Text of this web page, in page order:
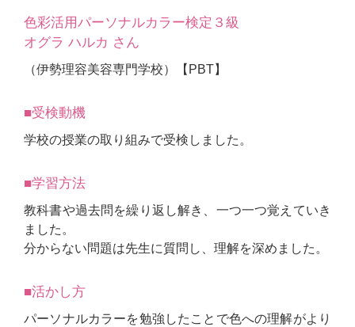
色彩活用パーソナルカラー検定３級
オグラ ハルカ さん
（伊勢理容美容専門学校）【PBT】
■受検動機
学校の授業の取り組みで受検しました。
■学習方法
教科書や過去問を繰り返し解き、一つ一つ覚えていき
ました。
分からない問題は先生に質問し、理解を深めました。
■活かし方
パーソナルカラーを勉強したことで色への理解がより